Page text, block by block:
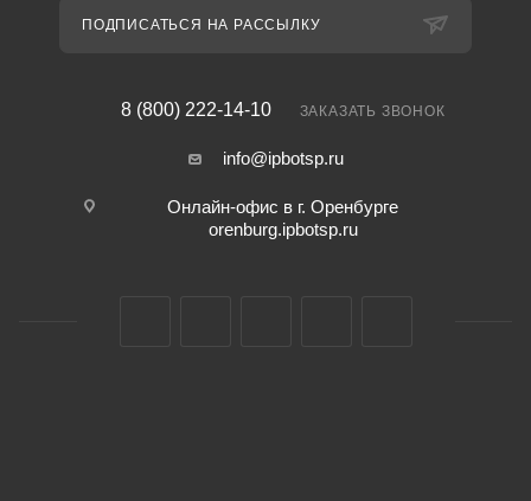
ПОДПИСАТЬСЯ НА РАССЫЛКУ
8 (800) 222-14-10 ЗАКАЗАТЬ ЗВОНОК
info@ipbotsp.ru
Онлайн-офис в г. Оренбурге
orenburg.ipbotsp.ru